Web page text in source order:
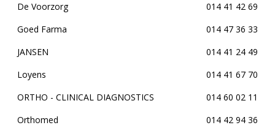
De Voorzorg
014 41 42 69
Goed Farma
014 47 36 33
JANSEN
014 41 24 49
Loyens
014 41 67 70
ORTHO - CLINICAL DIAGNOSTICS
014 60 02 11
Orthomed
014 42 94 36